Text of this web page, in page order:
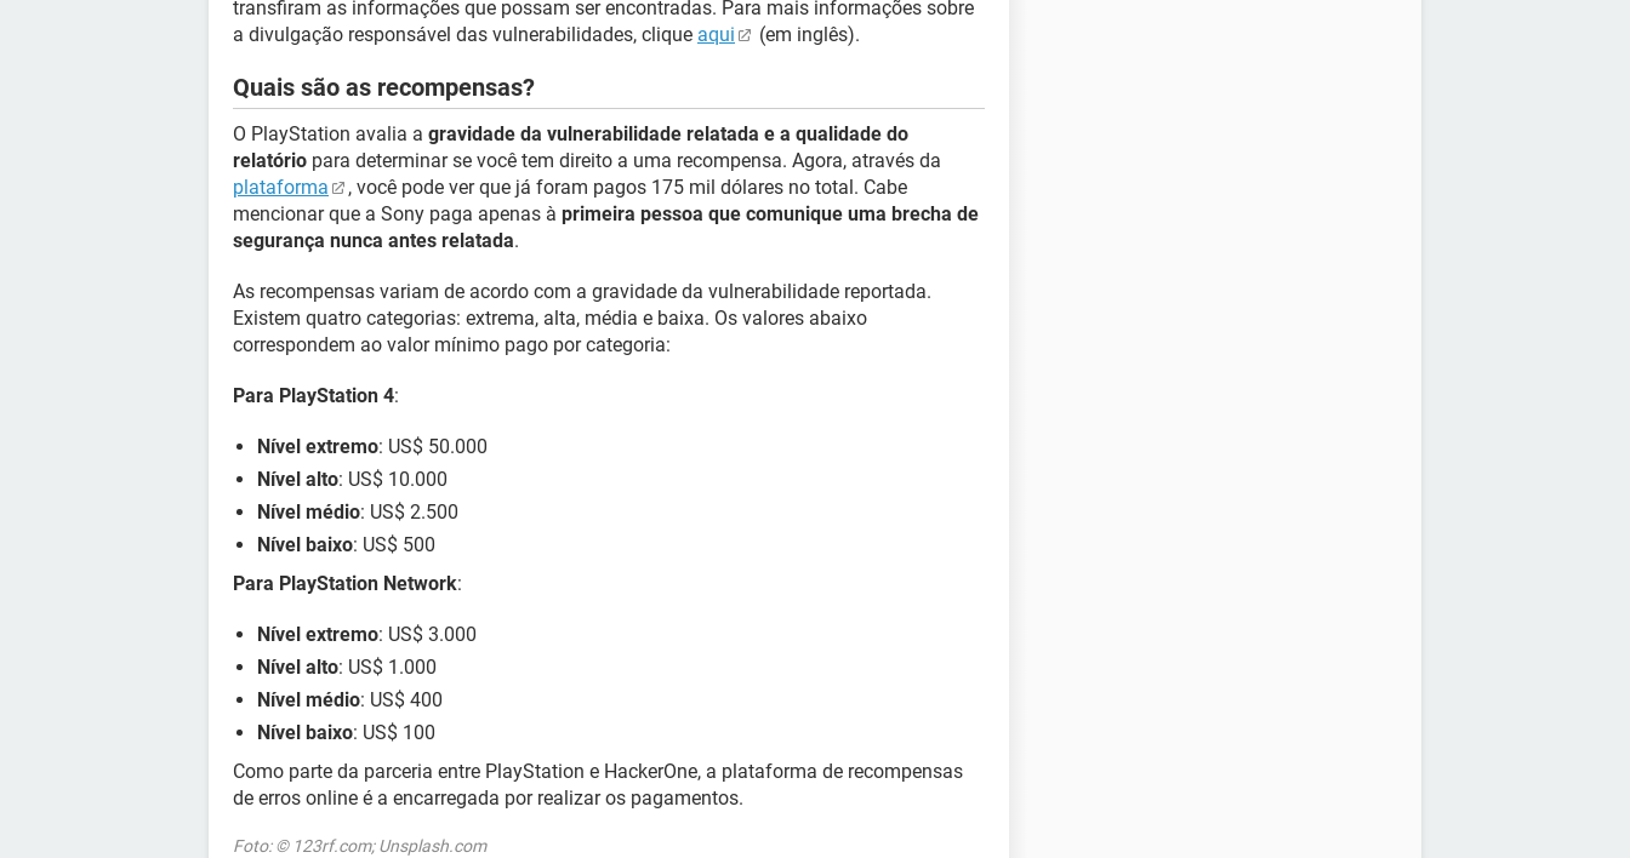
transfiram as informações que possam ser encontradas. Para mais informações sobre
a divulgação responsável das vulnerabilidades, clique aqui (em inglês).
Quais são as recompensas?
O PlayStation avalia a gravidade da vulnerabilidade relatada e a qualidade do
relatório para determinar se você tem direito a uma recompensa. Agora, através da
plataforma
, você pode ver que já foram pagos 175 mil dólares no total. Cabe
mencionar que a Sony paga apenas à primeira pessoa que comunique uma brecha de
segurança nunca antes relatada.
As recompensas variam de acordo com a gravidade da vulnerabilidade reportada.
Existem quatro categorias: extrema, alta, média e baixa. Os valores abaixo
correspondem ao valor mínimo pago por categoria:
Para PlayStation 4:
Nível extremo: US$ 50.000
Nível alto: US$ 10.000
Nível médio: US$ 2.500
Nível baixo: US$ 500
Para PlayStation Network:
Nível extremo: US$ 3.000
Nível alto: US$ 1.000
Nível médio: US$ 400
Nível baixo: US$ 100
Como parte da parceria entre PlayStation e HackerOne, a plataforma de recompensas
de erros online é a encarregada por realizar os pagamentos.
Foto: © 123rf.com; Unsplash.com